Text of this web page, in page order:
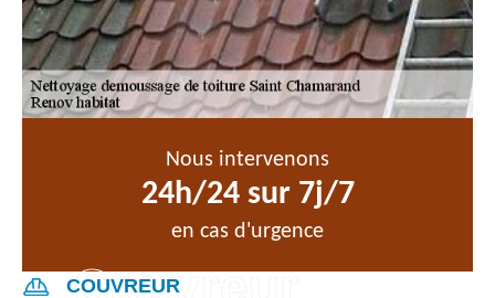
Nous intervenons
24h/24 sur 7j/7
en cas d'urgence
COUVREUR